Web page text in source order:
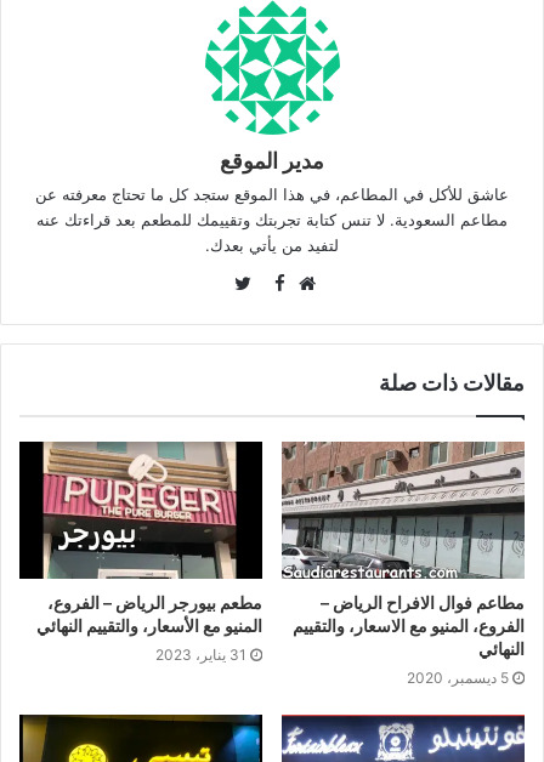
مدير الموقع
عاشق للأكل في المطاعم، في هذا الموقع ستجد كل ما تحتاج معرفته عن
مطاعم السعودية. لا تنس كتابة تجربتك وتقييمك للمطعم بعد قراءتك عنه
لتفيد من يأتي بعدك.
Facebook
مقالات ذات صلة
مطاعم فوال الافراح الرياض –
الفروع، المنيو مع الاسعار، والتقييم
النهائي
5 ديسمبر، 2020
مطعم بيورجر الرياض – الفروع،
المنيو مع الأسعار، والتقييم النهائي
31 يناير، 2023